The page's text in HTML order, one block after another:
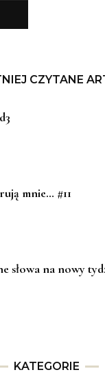
CZYTANE
mnie… #11
słowa na nowy
KATEGORIE